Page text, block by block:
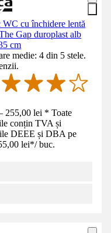
WC cu închidere lentă
Gap duroplast alb
cm
medie: 4 din 5 stele.
255,00 lei * Toate
conțin TVA și
DEEE și DBA pe
lei*/ buc.